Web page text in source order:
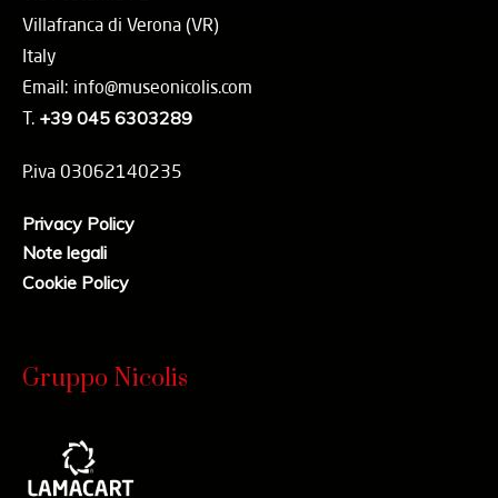
Villafranca di Verona (VR)
Italy
Email: info@museonicolis.com
T. +39 045 6303289
P.iva 03062140235
Privacy Policy
Note legali
Cookie Policy
Gruppo Nicolis